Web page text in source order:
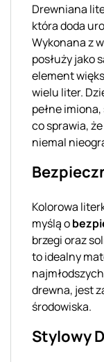
Drewniana
która doda
Wykonana z
posłuży jako
element
wielu liter.
pełne
co sprawia,
niemal
Kolorowa
myślą o
brzegi oraz
to idealny
drewna, jest
środowiska.
Stylowy